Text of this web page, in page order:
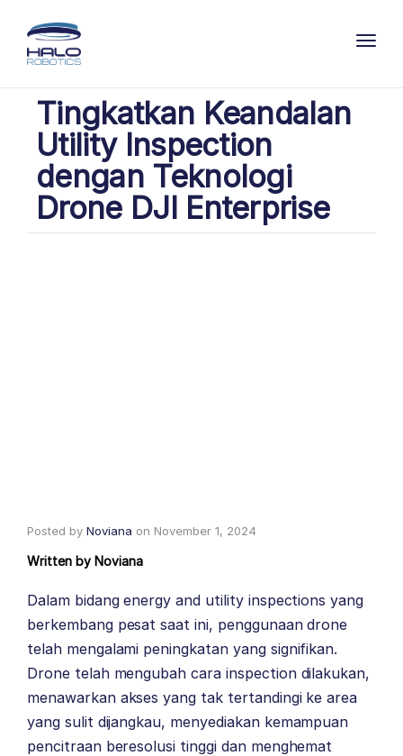
Tingkatkan Keandalan
Utility Inspection
dengan Teknologi
Drone DJI Enterprise
Posted by Noviana on November 1, 2024
Written by Noviana
Dalam bidang energy and utility inspections yang
berkembang pesat saat ini, penggunaan drone
telah mengalami peningkatan yang signifikan.
Drone telah mengubah cara inspection dilakukan,
menawarkan akses yang tak tertandingi ke area
yang sulit dijangkau, menyediakan kemampuan
pencitraan beresolusi tinggi dan menghemat